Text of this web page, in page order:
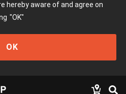
hereby aware of and agree on
"OK"
OK